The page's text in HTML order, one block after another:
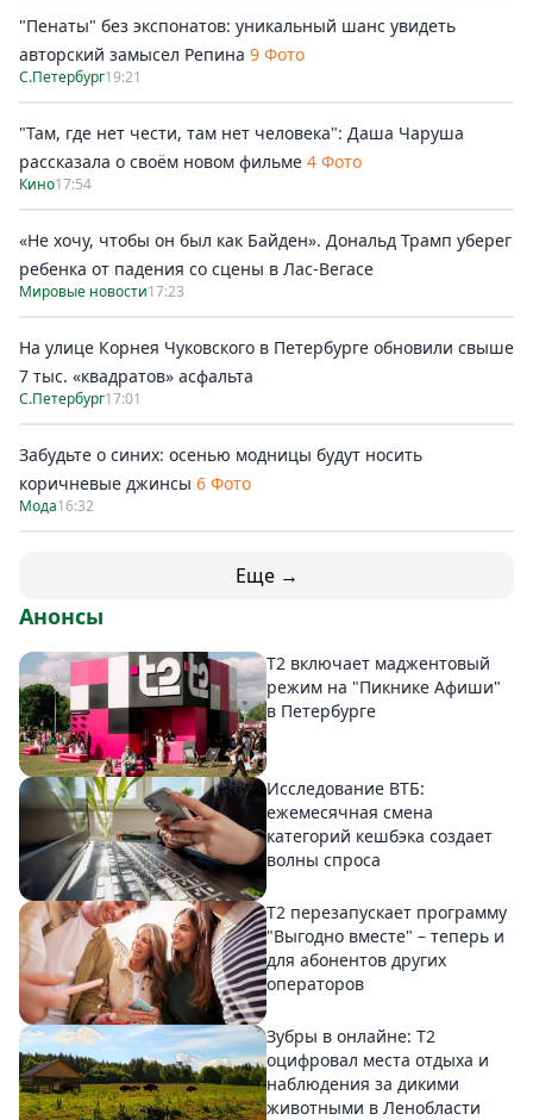
"Пенаты" без экспонатов: уникальный шанс увидеть
авторский замысел Репина 9 Фото
С.Петербург19:21
"Там, где нет чести, там нет человека": Даша Чаруша
рассказала о своём новом фильме 4 Фото
Кино17:54
«Не хочу, чтобы он был как Байден». Дональд Трамп уберег
ребенка от падения со сцены в Лас-Вегасе
Мировые новости17:23
На улице Корнея Чуковского в Петербурге обновили свыше
7 тыс. «квадратов» асфальта
С.Петербург17:01
Забудьте о синих: осенью модницы будут носить
коричневые джинсы 6 Фото
Мода16:32
Еще →
Анонсы
Т2 включает маджентовый
режим на "Пикнике Афиши"
в Петербурге
Исследование ВТБ:
ежемесячная смена
категорий кешбэка создает
волны спроса
Т2 перезапускает программу
"Выгодно вместе" – теперь и
для абонентов других
операторов
Зубры в онлайне: Т2
оцифровал места отдыха и
наблюдения за дикими
животными в Ленобласти